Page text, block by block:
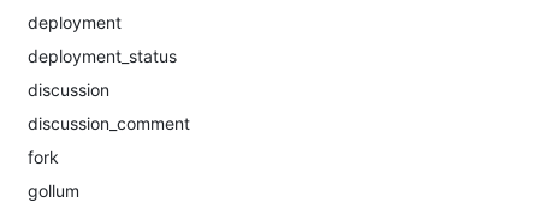
deployment
deployment_status
discussion
discussion_comment
fork
gollum